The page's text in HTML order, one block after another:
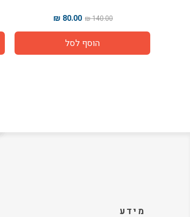
140.00 ₪
80.00 ₪
מידע